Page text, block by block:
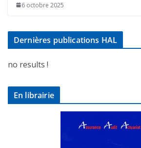
6 octobre 2025
Dernières publications HAL
no results !
En librairie